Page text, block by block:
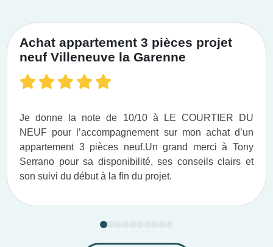
Achat appartement 3 pièces projet
neuf Villeneuve la Garenne
Je donne la note de 10/10 à LE COURTIER DU
NEUF pour l’accompagnement sur mon achat d’un
appartement 3 pièces neuf.​ Un grand merci à Tony
Serrano pour sa disponibilité, ses conseils clairs et
son suivi du début à la fin du projet.​